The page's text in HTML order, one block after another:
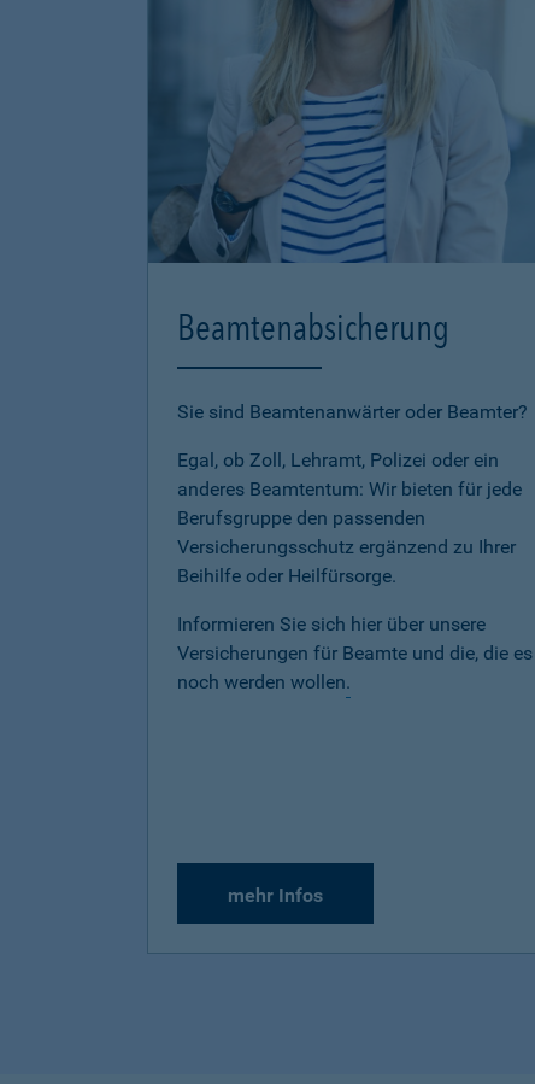
Beamtenabsicherung
Sie sind Beamtenanwärter oder Beamter?
Egal, ob Zoll, Lehramt, Polizei oder ein
anderes Beamtentum: Wir bieten für jede
Berufsgruppe den passenden
Versicherungsschutz ergänzend zu Ihrer
Beihilfe oder Heilfürsorge.
Informieren Sie sich hier über unsere
Versicherungen für Beamte und die, die es
noch werden wollen.
mehr Infos